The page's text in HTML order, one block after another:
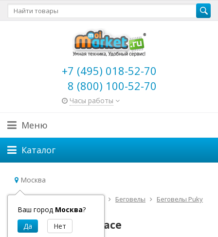
+7 (495) 018-52-70
8 (800) 100-52-70
Часы работы
Меню
Каталог
Москва
Ваш город Москва?
Главная Детский транспорт Беговелы
Беговелы Puky
Беговел Puky LR Race
Беговел Puky LR Race